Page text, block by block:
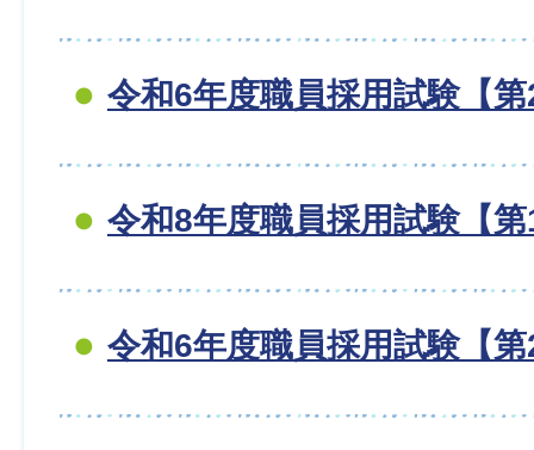
令和6年度職員採用試験【
令和8年度職員採用試験【
令和6年度職員採用試験【